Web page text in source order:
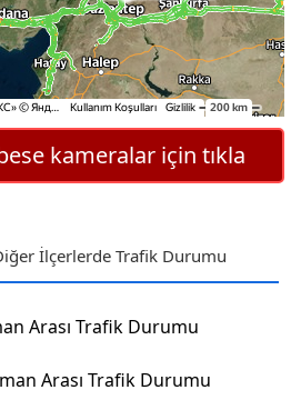
kameralar için tıkla
İlçerlerde Trafik Durumu
Arası Trafik Durumu
Arası Trafik Durumu